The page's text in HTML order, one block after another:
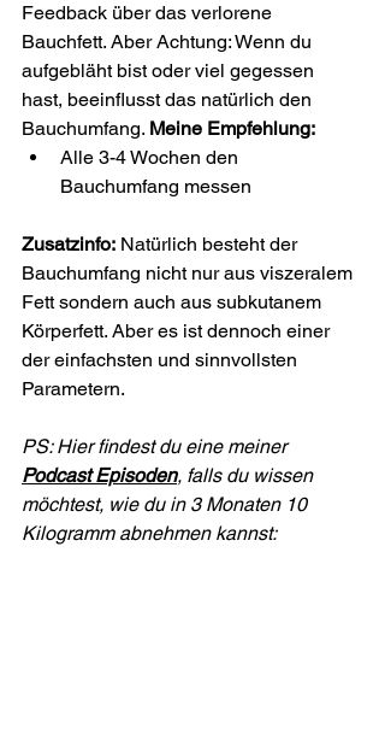
Feedback über das verlorene
Bauchfett. Aber Achtung: Wenn du
aufgebläht bist oder viel gegessen
hast, beeinflusst das natürlich den
Bauchumfang. Meine Empfehlung:
Alle 3-4 Wochen den
Bauchumfang messen
Zusatzinfo: Natürlich besteht der
Bauchumfang nicht nur aus viszeralem
Fett sondern auch aus subkutanem
Körperfett. Aber es ist dennoch einer
der einfachsten und sinnvollsten
Parametern.
PS: Hier findest du eine meiner
Podcast Episoden, falls du wissen
möchtest, wie du in 3 Monaten 10
Kilogramm abnehmen kannst: